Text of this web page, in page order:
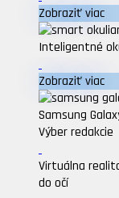
Zobraziť viac
Inteligentné
Zobraziť viac
Samsung
Výber redakcie
Virtuálna
do očí